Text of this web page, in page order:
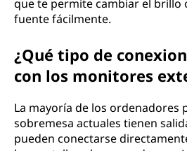
que te permite cambiar el brillo
fuente fácilmente.
¿Qué tipo de
con los monitores
La mayoría de los ordenadores
sobremesa actuales tienen
pueden conectarse